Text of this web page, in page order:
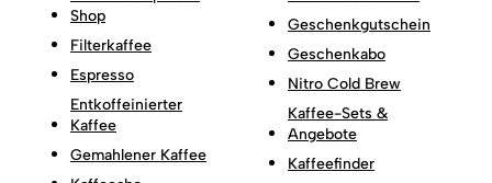
Shop
Filterkaffee
Espresso
Entkoffeinierter
Kaffee
Gemahlener Kaffee
Geschenkgutschein
Geschenkabo
Nitro Cold Brew
Kaffee-Sets &
Angebote
Kaffeefinder